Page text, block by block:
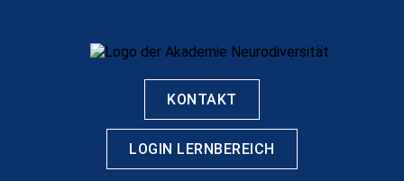
KONTAKT
LOGIN LERNBEREICH